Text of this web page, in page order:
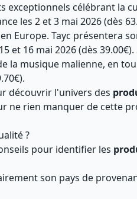
exceptionnels célébrant la
les 2 et 3 mai 2026 (dès
Europe. Tayc présentera
et 16 mai 2026 (dès
la musique malienne, en
découvrir l'univers des
ne rien manquer de cette
?
pour identifier les
son pays de